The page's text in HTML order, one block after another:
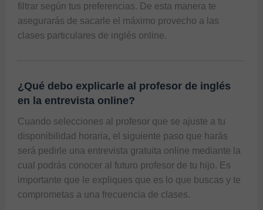
filtrar según tus preferencias. De esta manera te
asegurarás de sacarle el máximo provecho a las
clases particulares de inglés online.
¿Qué debo explicarle al profesor de inglés
en la entrevista online?
Cuando selecciones al profesor que se ajuste a tu
disponibilidad horaria, el siguiente paso que harás
será pedirle una entrevista gratuita online mediante la
cual podrás conocer al futuro profesor de tu hijo. Es
importante que le expliques que es lo que buscas y te
comprometas a una frecuencia de clases.